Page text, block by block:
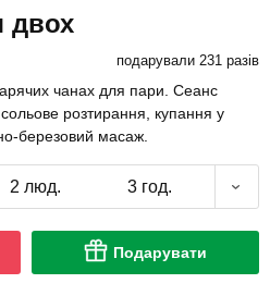
двох
подарували 231 разів
чанах для пари. Сеанс
сольове розтирання, купання у
березовий масаж.
2 люд. 3 год.
Подарувати